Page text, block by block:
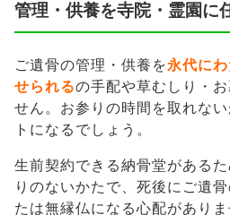
管理・供養を寺院・霊園に
ご遺骨の管理・供養を永代に
せられるの手配や草むしり・
せん。お参りの時間を取れな
トになるでしょう。
生前契約できる納骨堂がある
りのないかたで、死後にご遺
たは無縁仏になる心配がありま